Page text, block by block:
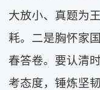
大放小、真题为
耗。二是胸怀家
春答卷。要认清
考态度，锤炼坚